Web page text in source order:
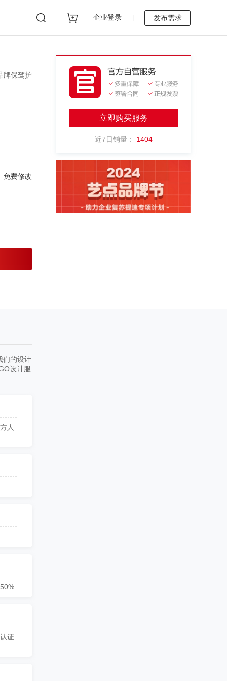
企业登录 发布需求
牌保驾护
免费修改
立即购买服务
近7日销量： 1404
们的设计
设计服
人
证